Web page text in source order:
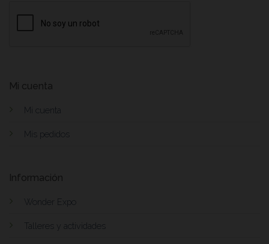
Mi cuenta
Mi cuenta
Mis pedidos
Información
Wonder Expo
Talleres y actividades